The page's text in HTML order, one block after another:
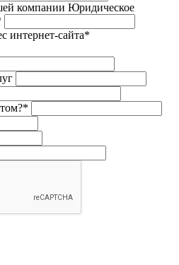
компании Юридическое
интернет-сайта*